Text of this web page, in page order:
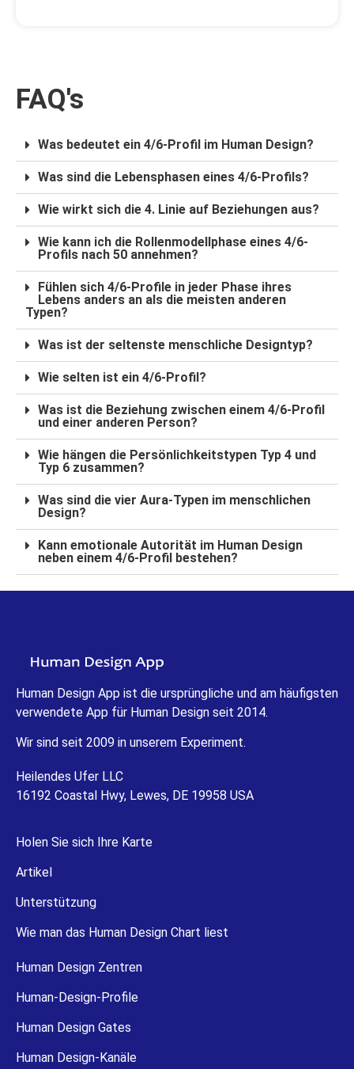
FAQ's
Was bedeutet ein 4/6-Profil im Human Design?
Was sind die Lebensphasen eines 4/6-Profils?
Wie wirkt sich die 4. Linie auf Beziehungen aus?
Wie kann ich die Rollenmodellphase eines 4/6-
Profils nach 50 annehmen?
Fühlen sich 4/6-Profile in jeder Phase ihres
Lebens anders an als die meisten anderen
Typen?
Was ist der seltenste menschliche Designtyp?
Wie selten ist ein 4/6-Profil?
Was ist die Beziehung zwischen einem 4/6-Profil
und einer anderen Person?
Wie hängen die Persönlichkeitstypen Typ 4 und
Typ 6 zusammen?
Was sind die vier Aura-Typen im menschlichen
Design?
Kann emotionale Autorität im Human Design
neben einem 4/6-Profil bestehen?
Human Design App ist die ursprüngliche und am häufigsten
verwendete App für Human Design seit 2014.
Wir sind seit 2009 in unserem Experiment.
Heilendes Ufer LLC
16192 Coastal Hwy, Lewes, DE 19958 USA
Holen Sie sich Ihre Karte
Artikel
Unterstützung
Wie man das Human Design Chart liest
Human Design Zentren
Human-Design-Profile
Human Design Gates
Human Design-Kanäle